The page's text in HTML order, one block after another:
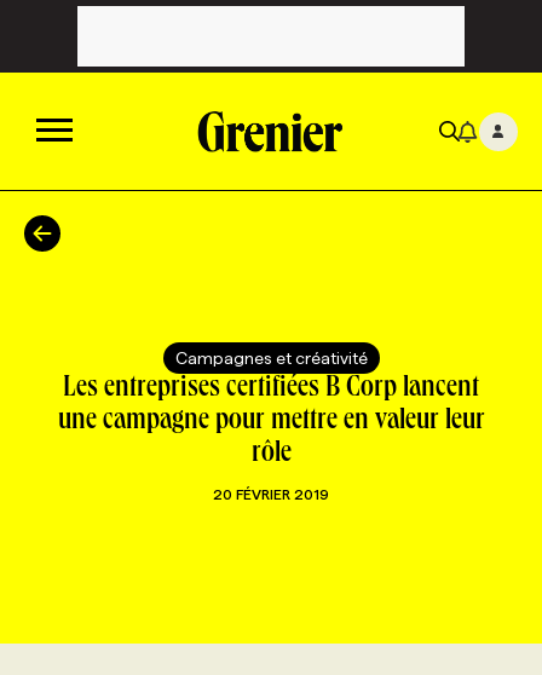
ACTUALITÉS
TOUTES LES CATÉGORIES
CAMPAGNES ET CRÉATIVITÉ
CHRONIQUES
TOUTES LES CHRONIQUES
FORFAITS ABONNEMENT
VOIR TOUTES LES PARUTIONS
INFOLETTRES
INFOLETTRE EN BREF
Campagnes et créativité
Les entreprises certifiées B Corp lancent
une campagne pour mettre en valeur leur
rôle
20 FÉVRIER 2019